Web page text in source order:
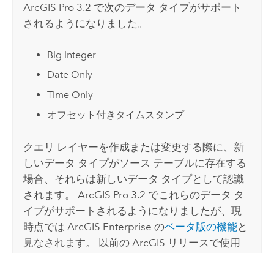
ArcGIS Pro 3.2 で次のデータ タイプがサポート
されるようになりました。
Big integer
Date Only
Time Only
オフセット付きタイムスタンプ
クエリ レイヤーを作成または変更する際に、新
しいデータ タイプがソース テーブルに存在する
場合、それらは新しいデータ タイプとして認識
されます。ArcGIS Pro 3.2 でこれらのデータ タ
イプがサポートされるようになりましたが、現
時点ではArcGIS Enterprise のベータ版の機能と
見なされます。 以前の ArcGIS リリースで使用